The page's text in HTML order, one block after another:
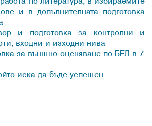
по литература, в избираемите
и в допълнителната подготовка
и подготовка за контролни и
входни и изходни нива
за външно оценяване по БЕЛ в 7.
иска да бъде успешен